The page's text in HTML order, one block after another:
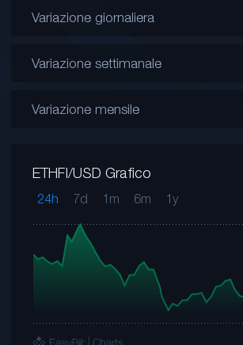
Variazione giornaliera
Variazione settimanale
Variazione mensile
ETHFI/USD Grafico
24h 7d 1m 6m 1y